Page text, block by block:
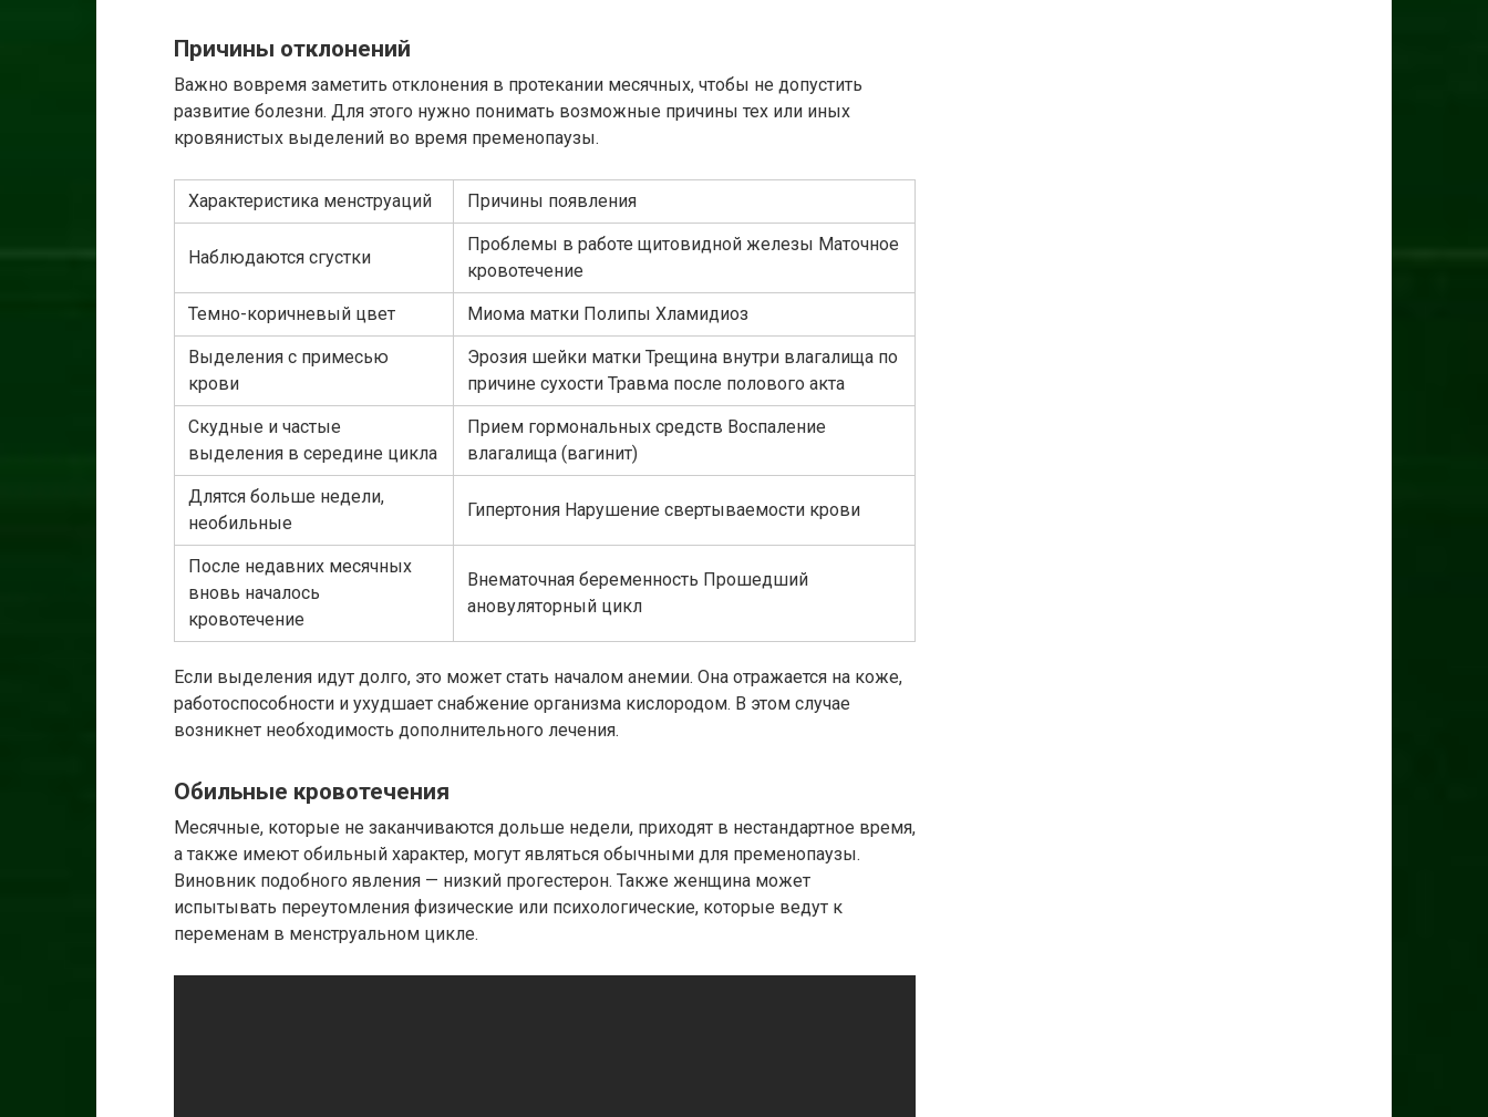
Причины отклонений
Важно вовремя заметить отклонения в протекании месячных, чтобы не допустить
развитие болезни. Для этого нужно понимать возможные причины тех или иных
кровянистых выделений во время пременопаузы.
Характеристика менструаций Причины появления
Наблюдаются сгустки
Проблемы в работе щитовидной железы Маточное
кровотечение
Темно-коричневый цвет Миома матки Полипы Хламидиоз
Выделения с примесью
крови
Эрозия шейки матки Трещина внутри влагалища по
причине сухости Травма после полового акта
Скудные и частые
выделения в середине цикла
Прием гормональных средств Воспаление
влагалища (вагинит)
Длятся больше недели,
необильные
Гипертония Нарушение свертываемости крови
После недавних месячных
вновь началось
кровотечение
Внематочная беременность Прошедший
ановуляторный цикл
Если выделения идут долго, это может стать началом анемии. Она отражается на коже,
работоспособности и ухудшает снабжение организма кислородом. В этом случае
возникнет необходимость дополнительного лечения.
Обильные кровотечения
Месячные, которые не заканчиваются дольше недели, приходят в нестандартное время,
а также имеют обильный характер, могут являться обычными для пременопаузы.
Виновник подобного явления — низкий прогестерон. Также женщина может
испытывать переутомления физические или психологические, которые ведут к
переменам в менструальном цикле.